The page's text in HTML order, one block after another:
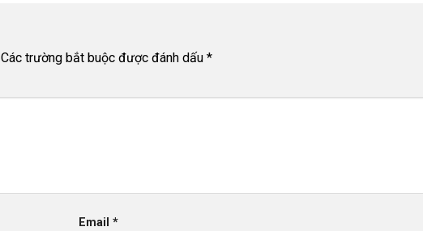
Các trường bắt buộc được đánh dấu *
Email*